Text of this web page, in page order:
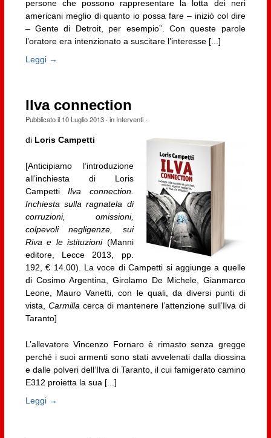
persone che possono rappresentare la lotta dei neri
americani meglio di quanto io possa fare – iniziò col dire
– Gente di Detroit, per esempio”. Con queste parole
l’oratore era intenzionato a suscitare l’interesse [...]
Leggi →
Ilva connection
Pubblicato il 10 Luglio 2013· in Interventi·
di Loris Campetti
[Anticipiamo l’introduzione
all’inchiesta di Loris
CampettiIlva connection.
Inchiesta sulla ragnatela di
corruzioni, omissioni,
colpevoli negligenze, sui
Riva e le istituzioni(Manni
editore, Lecce 2013, pp.
192, € 14.00). La voce di Campetti si aggiunge a quelle
di Cosimo Argentina, Girolamo De Michele, Gianmarco
Leone, Mauro Vanetti, con le quali, da diversi punti di
vista, Carmilla cerca di mantenere l’attenzione sull’Ilva di
Taranto]
L’allevatore Vincenzo Fornaro è rimasto senza gregge
perché i suoi armenti sono stati avvelenati dalla diossina
e dalle polveri dell’Ilva di Taranto, il cui famigerato camino
E312 proietta la sua [...]
Leggi →